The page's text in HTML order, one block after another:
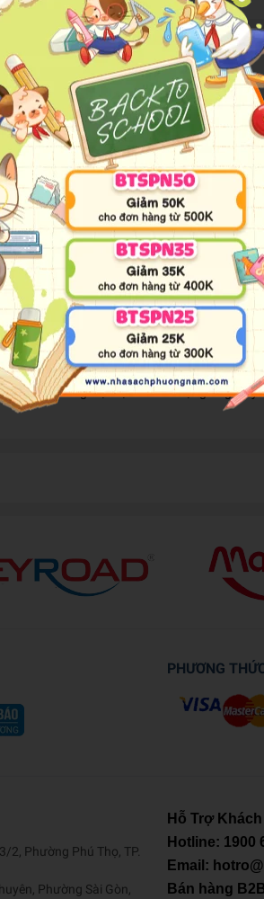
các phát minh của mình. Nhà khoa
trí của Tesla đã tràn ngập những suy
lý, lý thuyết mới định hình lại tương
minh họa tuyệt đẹp này sẽ cho độc giả
minh đại tài, người đã sống một
bức ảnh chụp ông, tất cả tạo nên
cũng từng là giáo sư thỉnh giảng, có
sách, tiến sĩ Richard Gunderman
Đại học Y khoa Indiana lần đầu
Alpha Robert J. Glaser về Giảng dạy
của trường Đại học đã trao tặng ông Huy
PHƯƠNG
2, Phường Phú Thọ, TP.
Phường Sài Gòn,
Hỗ Trợ
Hotline: 1900
Email:
Bán hàng